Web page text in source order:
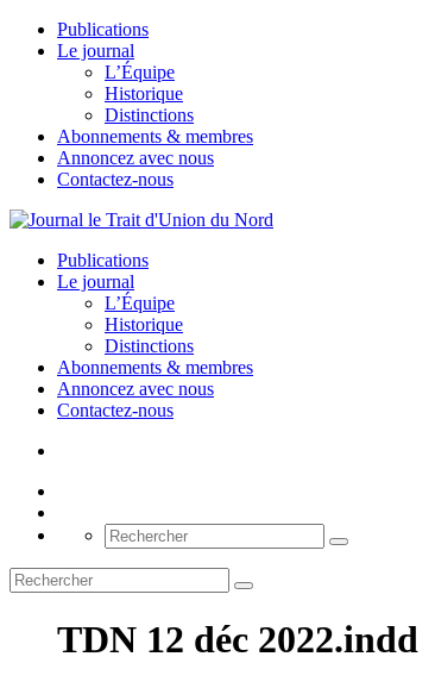
Publications
Le journal
L’Équipe
Historique
Distinctions
Abonnements & membres
Annoncez avec nous
Contactez-nous
Publications
Le journal
L’Équipe
Historique
Distinctions
Abonnements & membres
Annoncez avec nous
Contactez-nous
TDN 12 déc 2022.indd